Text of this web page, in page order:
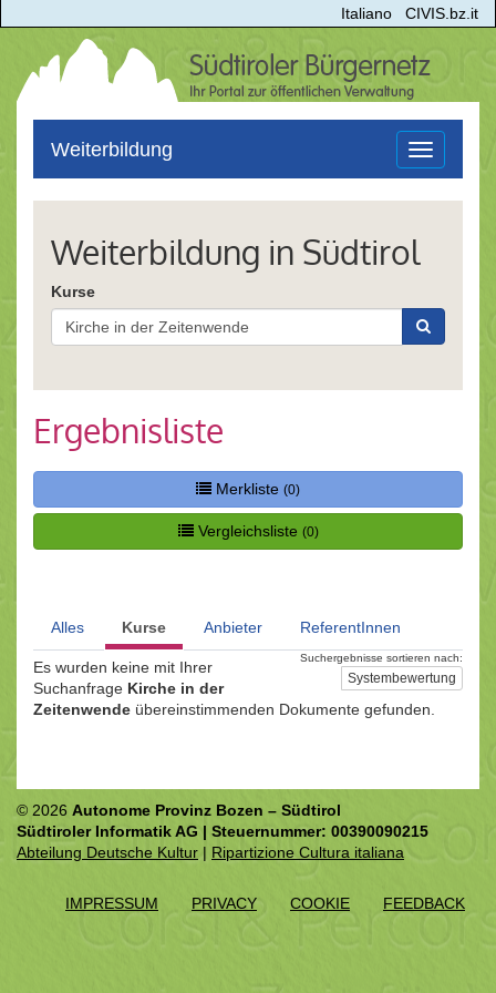
Italiano CIVIS.bz.it
Toggle
navigation
Weiterbildung
Weiterbildung in Südtirol
Kurse
Ergebnisliste
Merkliste (0)
Vergleichsliste (0)
Alles Kurse Anbieter ReferentInnen
Suchergebnisse sortieren nach:
Systembewertung
Es wurden keine mit Ihrer
Suchanfrage Kirche in der
Zeitenwende übereinstimmenden Dokumente gefunden.
© 2026 Autonome Provinz Bozen – Südtirol
Südtiroler Informatik AG | Steuernummer: 00390090215
Abteilung Deutsche Kultur | Ripartizione Cultura italiana
IMPRESSUM PRIVACY COOKIE FEEDBACK